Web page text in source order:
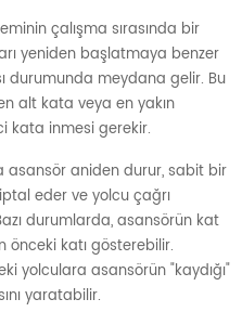
çalışma sırasında bir
yeniden başlatmaya benzer
durumunda meydana gelir. Bu
alt kata veya en yakın
kata inmesi gerekir.
asansör aniden durur, sabit bir
eder ve yolcu çağrı
durumlarda, asansörün kat
önceki katı gösterebilir.
yolculara asansörün "kaydığı"
yaratabilir.